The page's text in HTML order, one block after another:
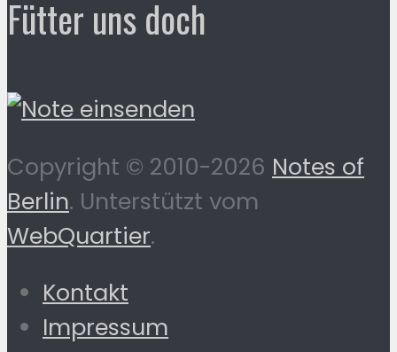
Fütter uns doch
Copyright © 2010-2026 Notes of
Berlin. Unterstützt vom
WebQuartier.
Kontakt
Impressum